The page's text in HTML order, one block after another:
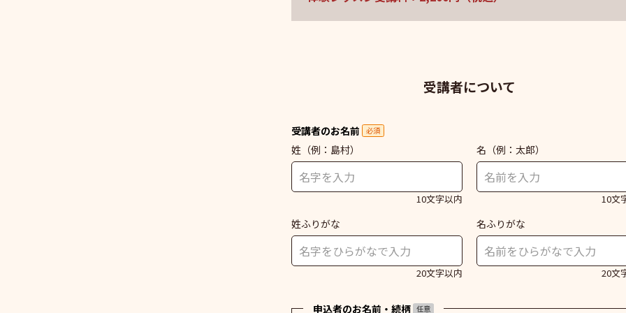
受講者について
受講者のお名前 必須
姓 （例：島村）
10文字以内
名 （例：太郎）
10文
姓ふりがな
20文字以内
名ふりがな
20文
申込者のお名前・続柄 任意